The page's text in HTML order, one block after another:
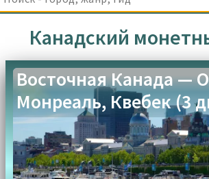
Канадский
Восточная Канада —
Монреаль, Квебек (3